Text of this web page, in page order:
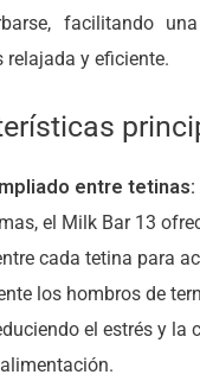
facilitando
y eficiente.
entre tetinas:
el Milk Bar 13
cada tetina para
los hombros de
el estrés y la